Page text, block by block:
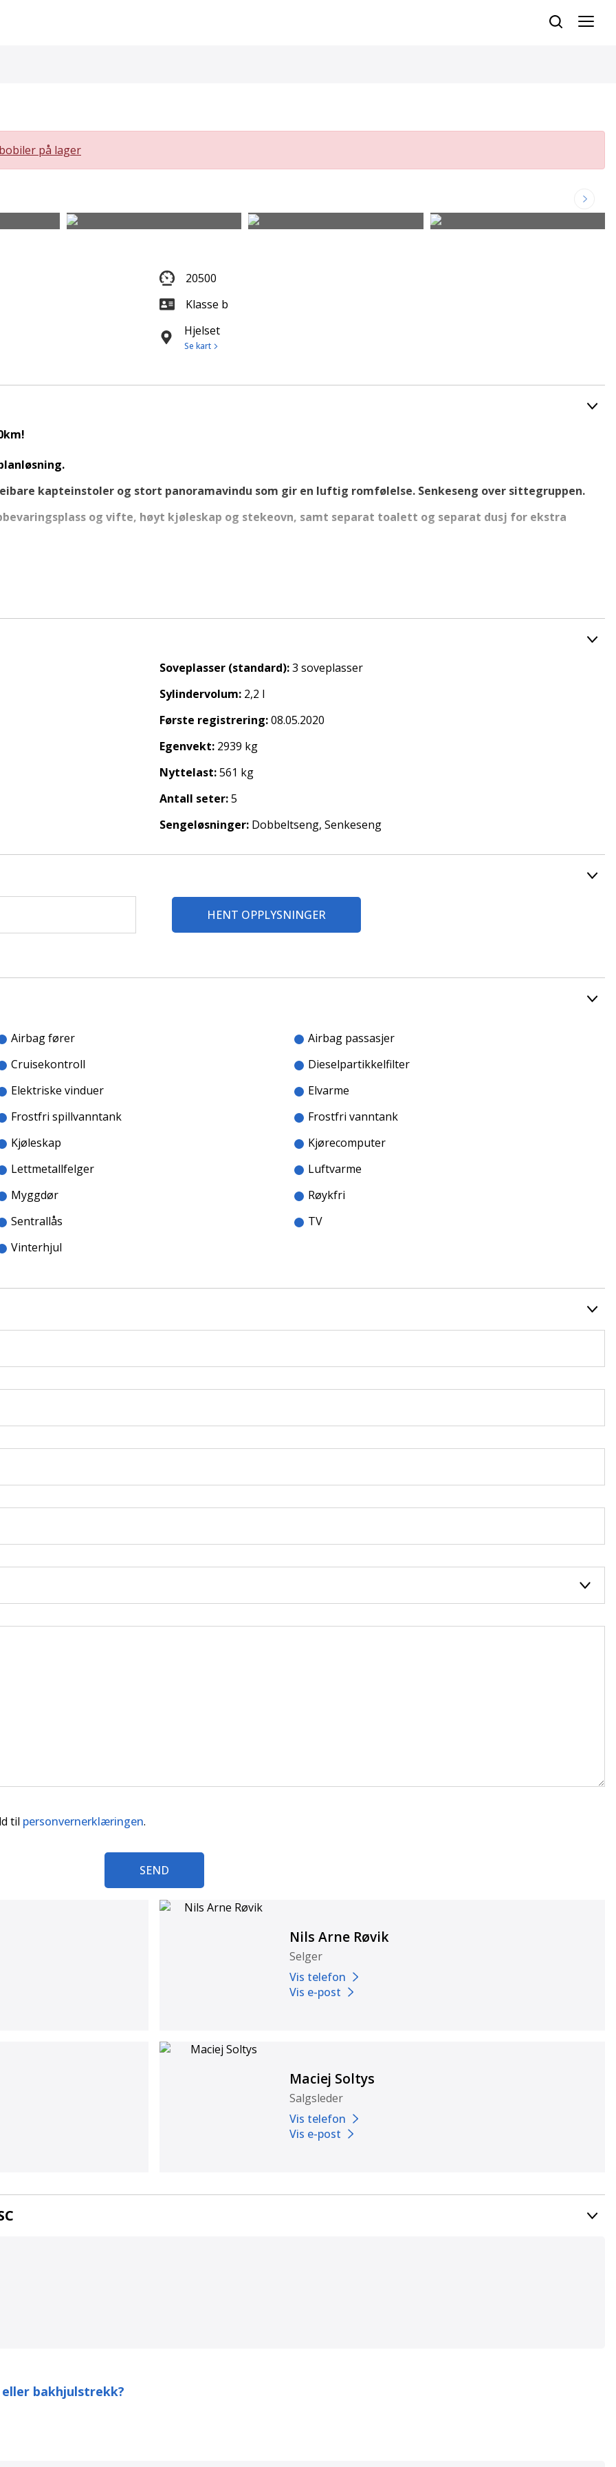
bobiler på lager
20500
Klasse b
Hjelset
Se kart
kapteinstoler og stort panoramavindu som gir en luftig romfølelse. Senkeseng over sittegruppen.
og vifte, høyt kjøleskap og stekeovn, samt separat toalett og separat dusj for ekstra
og gassalarm.
og Romsdal.
Soveplasser (standard):3 soveplasser
Sylindervolum: 2,2 l
Første registrering:08.05.2020
Egenvekt: 2939 kg
Nyttelast:561 kg
Antall seter:5
Sengeløsninger: Dobbeltseng, Senkeseng
HENT OPPLYSNINGER
Airbag fører
Airbag passasjer
Cruisekontroll
Dieselpartikkelfilter
Elektriske vinduer
Elvarme
Frostfri spillvanntank
Frostfri vanntank
Kjøleskap
Kjørecomputer
Lettmetallfelger
Luftvarme
Myggdør
Røykfri
Sentrallås
TV
Vinterhjul
til personvernerklæringen.
SEND
Nils Arne Røvik
Selger
Vis telefon
Vis e-post
Maciej Soltys
Salgsleder
Vis telefon
Vis e-post
bakhjulstrekk?